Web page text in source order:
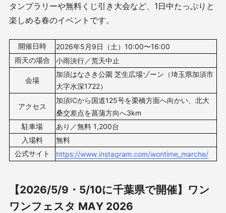
タンプラリーや無料くじ引き大会など、1日中たっぷりと
楽しめる春のイベントです。
開催日時 2026年5月9日（土）10:00〜16:00
雨天の場合
小雨決行／荒天中止
会場
加須はなさき公園 芝生広場ゾーン（埼玉県加須市
大字水深1722）
アクセス
加須ICから国道125号を栗橋方面へ向かい、 北大
桑交差点を菖蒲方向へ3km
駐車場
あり／無料 1,200台
入場料
無料
公式サイト
https://www.instagram.com/wontime_marche/
【2026/5/9・5/10に千葉県で開催】ワン
ワンフェスタ MAY 2026